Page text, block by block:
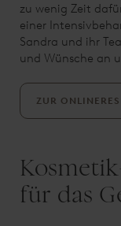
zu wenig Zeit
einer
Sandra und ihr
und Wünsche an
ZUR
für das